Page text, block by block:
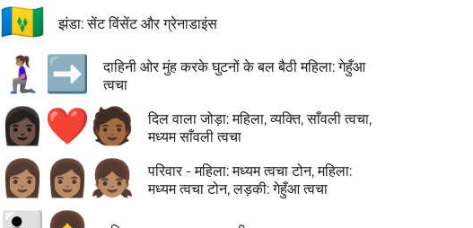
🇻🇨 झंडा: सेंट विंसेंट और ग्रेनाडाइंस
🧎🏽‍♀️‍➡️
दाहिनी ओर मुंह करके घुटनों के बल बैठी महिला: गेहुँआ
त्वचा
👩🏿‍❤️‍🧑🏾
दिल वाला जोड़ा: महिला, व्यक्ति, साँवली त्वचा,
मध्यम साँवली त्वचा
👩🏽‍👩🏽‍👧🏽
परिवार - महिला: मध्यम त्वचा टोन, महिला:
मध्यम त्वचा टोन, लड़की: गेहुँआ त्वचा